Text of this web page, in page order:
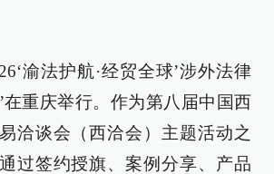
渝法护航·经贸全球’涉外法律
在重庆举行。作为第八届中国西
洽谈会（西洽会）主题活动之
过签约授旗、案例分享、产品